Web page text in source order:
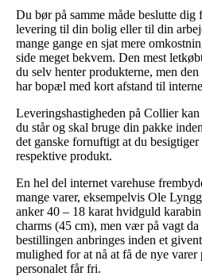
Du bør på samme måde beslutte
levering til din bolig eller til din
mange gange en sjat mere
side meget bekvem. Den mest
du selv henter produkterne, men
har bopæl med kort afstand til
Leveringshastigheden på Collier
du står og skal bruge din pakke
det ganske fornuftigt at du
respektive produkt.
En hel del internet varehuse
mange varer, eksempelvis Ole
anker 40 – 18 karat hvidguld
charms (45 cm), men vær på vagt
bestillingen anbringes inden et
mulighed for at nå at få de nye
personalet får fri.